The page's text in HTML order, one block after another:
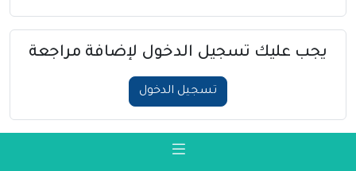
يجب عليك تسجيل الدخول لإضافة مراجعة
تسجيل الدخول